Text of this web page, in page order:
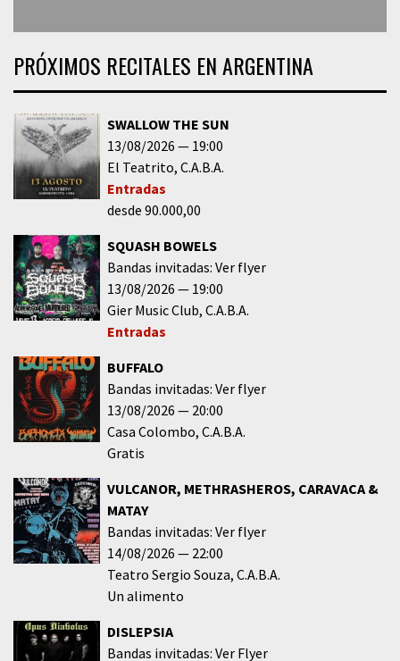
PRÓXIMOS RECITALES EN ARGENTINA
SWALLOW THE SUN
13/08/2026
19:00
El Teatrito C.A.B.A.
Entradas
desde 90.000,00
SQUASH BOWELS
Bandas invitadas: Ver flyer
13/08/2026
19:00
Gier Music Club C.A.B.A.
Entradas
BUFFALO
Bandas invitadas: Ver flyer
13/08/2026
20:00
Casa Colombo C.A.B.A.
Gratis
VULCANOR, METHRASHEROS, CARAVACA &
MATAY
Bandas invitadas: Ver flyer
14/08/2026
22:00
Teatro Sergio Souza C.A.B.A.
Un alimento
DISLEPSIA
Bandas invitadas: Ver Flyer